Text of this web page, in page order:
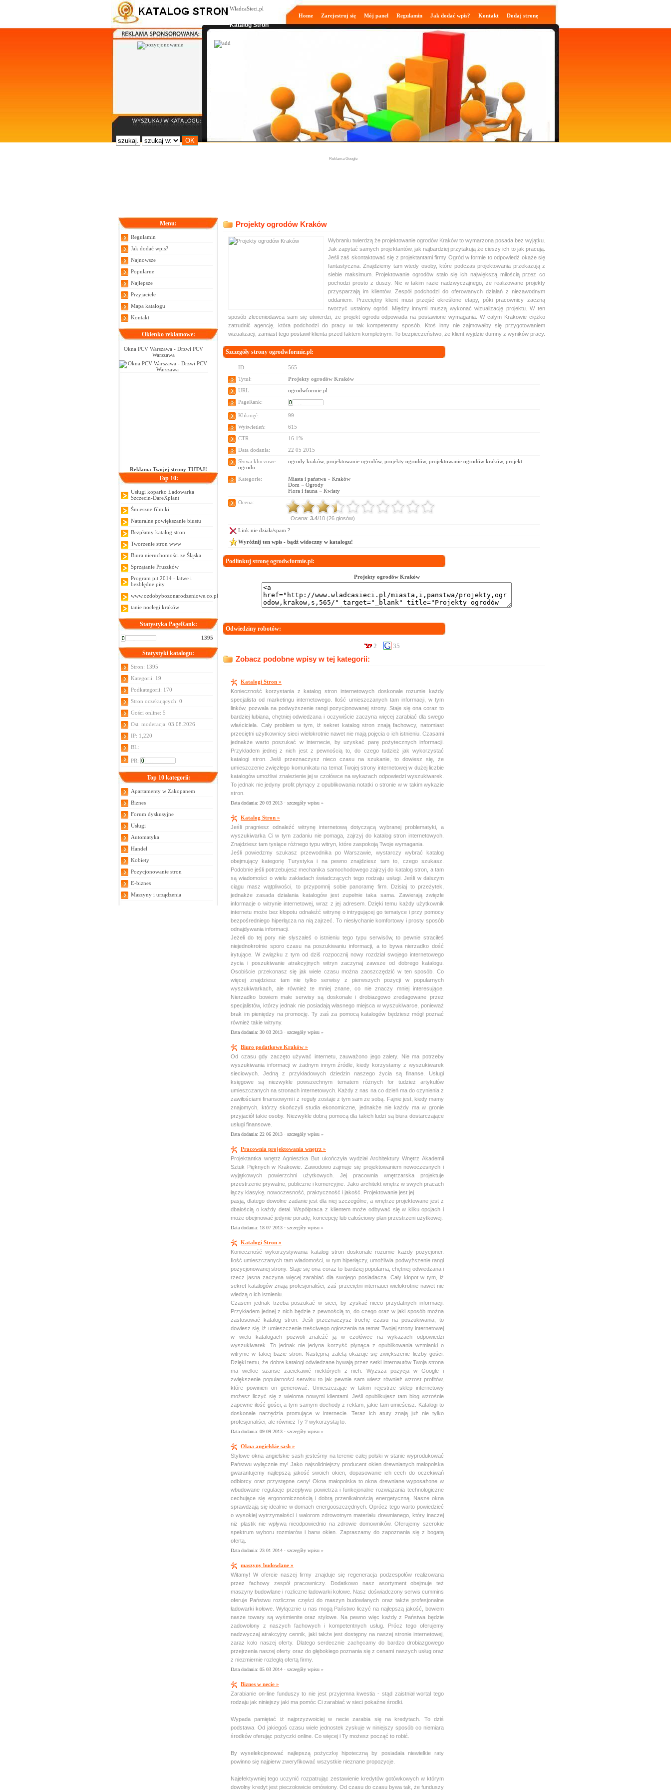
WladcaSieci.pl
Katalog Stron
Home Zarejestruj się Mój panel Regulamin Jak dodać wpis? Kontakt Dodaj stronę
Reklama Google
Menu:
Regulamin
Jak dodać wpis?
Najnowsze
Popularne
Najlepsze
Przyjaciele
Mapa katalogu
Kontakt
Okienko reklamowe:
Okna PCV Warszawa - Drzwi PCV
Warszawa
Reklama Twojej strony TUTAJ!
Top 10:
Usługi koparko Ładowarka
Szczecin-DareXplant
Śmieszne filmiki
Naturalne powiększanie biustu
Bezpłatny katalog stron
Tworzenie stron www
Biura nieruchomości ze Śląska
Sprzątanie Pruszków
Program pit 2014 - łatwe i
bezbłędne pity
www.ozdobybozonarodzeniowe.co.pl
tanie noclegi kraków
Statystyka PageRank:
1395
Statystyki katalogu:
Stron: 1395
Kategorii: 19
Podkategorii: 170
Stron oczekujących: 0
Gości online: 5
Ost. moderacja: 03.08.2026
IP: 1,220
BL:
PR:
Top 10 kategorii:
Apartamenty w Zakopanem
Biznes
Forum dyskusyjne
Usługi
Automatyka
Handel
Kobiety
Pozycjonowanie stron
E-biznes
Maszyny i urządzenia
Projekty ogrodów Kraków
Wybraniu twierdzą że projektowanie ogrodów Kraków to wymarzona posada bez wyjątku.
Jak zapytać samych projektantów, jak najbardziej przytakują że cieszy ich to jak pracują.
Jeśli zaś skontaktować się z projektantami firmy Ogród w formie to odpowiedź okaże się
fantastyczna. Znajdziemy tam wtedy osoby, które podczas projektowania przekazują z
siebie maksimum. Projektowanie ogrodów stało się ich największą miłością przez co
pochodzi prosto z duszy. Nic w takim razie nadzwyczajnego, że realizowane projekty
przysparzają im klientów. Zespół podchodzi do oferowanych działań z niezawodnym
oddaniem. Przeciętny klient musi przejść określone etapy, póki pracownicy zaczną
tworzyć ustalony ogród. Między innymi muszą wykonać wizualizację projektu. W ten
sposób zleceniodawca sam się utwierdzi, że projekt ogrodu odpowiada na postawione wymagania. W całym Krakowie ciężko
zatrudnić agencję, która podchodzi do pracy w tak kompetentny sposób. Ktoś inny nie zajmowałby się przygotowaniem
wizualizacji, zamiast tego postawił klienta przed faktem kompletnym. To bezpieczeństwo, że klient wyjdzie dumny z wyników pracy.
Szczegóły strony ogrodwformie.pl:
ID:
565
Tytuł:
Projekty ogrodów Kraków
URL:
ogrodwformie.pl
PageRank:
Kliknięć:
99
Wyświetleń:
615
CTR:
16.1%
Data dodania:
22 05 2015
Słowa kluczowe:
ogrody kraków, projektowanie ogrodów, projekty ogrodów, projektowanie ogrodów kraków, projekt
ogrodu
Kategorie:
Miasta i państwa » Kraków
Dom » Ogrody
Flora i fauna » Kwiaty
Ocena:
Ocena: 3.4/10 (26 głosów)
Link nie działa/spam ?
Wyróżnij ten wpis - bądź widoczny w katalogu!
Podlinkuj stronę ogrodwformie.pl:
Projekty ogrodów Kraków
Odwiedziny robotów:
2 35
Zobacz podobne wpisy w tej kategorii:
Katalogi Stron »
Konieczność korzystania z katalog stron internetowych doskonale rozumie każdy
specjalista od marketingu internetowego. Ilość umieszczanych tam informacji, w tym
linków, pozwala na podwyższenie rangi pozycjonowanej strony. Staje się ona coraz to
bardziej lubiana, chętniej odwiedzana i oczywiście zaczyna więcej zarabiać dla swego
właściciela. Cały problem w tym, iż sekret katalog stron znają fachowcy, natomiast
przeciętni użytkownicy sieci wielokrotnie nawet nie mają pojęcia o ich istnieniu. Czasami
jednakże warto poszukać w internecie, by uzyskać parę pożytecznych informacji.
Przykładem jednej z nich jest z pewnością to, do czego tudzież jak wykorzystać
katalogi stron. Jeśli przeznaczysz nieco czasu na szukanie, to dowiesz się, że
umieszczenie zwięzłego komunikatu na temat Twojej strony internetowej w dużej liczbie
katalogów umożliwi znalezienie jej w czołówce na wykazach odpowiedzi wyszukiwarek.
To jednak nie jedyny profit płynący z opublikowania notatki o stronie w w takim wykazie
stron.
Data dodania: 20 03 2013 · szczegóły wpisu »
Katalog Stron »
Jeśli pragniesz odnaleźć witrynę internetową dotyczącą wybranej problematyki, a
wyszukiwarka Ci w tym zadaniu nie pomaga, zajrzyj do katalog stron internetowych.
Znajdziesz tam tysiące różnego typu witryn, które zaspokoją Twoje wymagania.
Jeśli powiedzmy szukasz przewodnika po Warszawie, wystarczy wybrać katalog
obejmujący kategorię Turystyka i na pewno znajdziesz tam to, czego szukasz.
Podobnie jeśli potrzebujesz mechanika samochodowego zajrzyj do katalog stron, a tam
są wiadomości o wielu zakładach świadczących tego rodzaju usługi. Jeśli w dalszym
ciągu masz wątpliwości, to przypomnij sobie panoramę firm. Dzisiaj to przeżytek,
jednakże zasada działania katalogów jest zupełnie taka sama. Zawierają zwięzłe
informacje o witrynie internetowej, wraz z jej adresem. Dzięki temu każdy użytkownik
internetu może bez kłopotu odnaleźć witrynę o intrygującej go tematyce i przy pomocy
bezpośredniego hiperłącza na nią zajrzeć. To niesłychanie komfortowy i prosty sposób
odnajdywania informacji.
Jeżeli do tej pory nie słyszałeś o istnieniu tego typu serwisów, to pewnie straciłeś
niejednokrotnie sporo czasu na poszukiwaniu informacji, a to bywa nierzadko dość
irytujące. W związku z tym od dziś rozpocznij nowy rozdział swojego internetowego
życia i poszukiwanie atrakcyjnych witryn zaczynaj zawsze od dobrego katalogu.
Osobiście przekonasz się jak wiele czasu można zaoszczędzić w ten sposób. Co
więcej znajdziesz tam nie tylko serwisy z pierwszych pozycji w popularnych
wyszukiwarkach, ale również te mniej znane, co nie znaczy mniej interesujące.
Nierzadko bowiem małe serwisy są doskonale i drobiazgowo zredagowane przez
specjalistów, którzy jednak nie posiadają własnego miejsca w wyszukiwarce, ponieważ
brak im pieniędzy na promocję. Ty zaś za pomocą katalogów będziesz mógł poznać
również takie witryny.
Data dodania: 30 03 2013 · szczegóły wpisu »
Biuro podatkowe Kraków »
Od czasu gdy zaczęto używać internetu, zauważono jego zalety. Nie ma potrzeby
wyszukiwania informacji w żadnym innym źródle, kiedy korzystamy z wyszukiwarek
sieciowych. Jedną z przykładowych dziedzin naszego życia są finanse. Usługi
księgowe są niezwykle powszechnym tematem różnych for tudzież artykułów
umieszczanych na stronach internetowych. Każdy z nas na co dzień ma do czynienia z
zawiłościami finansowymi i z reguły zostaje z tym sam ze sobą. Fajnie jest, kiedy mamy
znajomych, którzy skończyli studia ekonomiczne, jednakże nie każdy ma w gronie
przyjaciół takie osoby. Niezwykle dobrą pomocą dla takich ludzi są biura dostarczające
usługi finansowe.
Data dodania: 22 06 2013 · szczegóły wpisu »
Pracownia projektowania wnętrz »
Projektantka wnętrz Agnieszka But ukończyła wydział Architektury Wnętrz Akademii
Sztuk Pięknych w Krakowie. Zawodowo zajmuje się projektowaniem nowoczesnych i
wyjątkowych powierzchni użytkowych. Jej pracownia wnętrzarska projektuje
przestrzenie prywatne, publiczne i komercyjne. Jako architekt wnętrz w swych pracach
łączy klasykę, nowoczesność, praktyczność i jakość. Projektowanie jest jej
pasją, dlatego dowolne zadanie jest dla niej szczególne, a wnętrze projektowane jest z
dbałością o każdy detal. Współpraca z klientem może odbywać się w kilku opcjach i
może obejmować jedynie poradę, koncepcję lub całościowy plan przestrzeni użytkowej.
Data dodania: 18 07 2013 · szczegóły wpisu »
Katalogi Stron »
Konieczność wykorzystywania katalog stron doskonale rozumie każdy pozycjoner.
Ilość umieszczanych tam wiadomości, w tym hiperłączy, umożliwia podwyższenie rangi
pozycjonowanej strony. Staje się ona coraz to bardziej popularna, chętniej odwiedzana i
rzecz jasna zaczyna więcej zarabiać dla swojego posiadacza. Cały kłopot w tym, iż
sekret katalogów znają profesjonaliści, zaś przeciętni internauci wielokrotnie nawet nie
wiedzą o ich istnieniu.
Czasem jednak trzeba poszukać w sieci, by zyskać nieco przydatnych informacji.
Przykładem jednej z nich będzie z pewnością to, do czego oraz w jaki sposób można
zastosować katalog stron. Jeśli przeznaczysz trochę czasu na poszukiwania, to
dowiesz się, iż umieszczenie treściwego ogłoszenia na temat Twojej strony internetowej
w wielu katalogach pozwoli znaleźć ją w czołówce na wykazach odpowiedzi
wyszukiwarek. To jednak nie jedyna korzyść płynąca z opublikowania wzmianki o
witrynie w takiej bazie stron. Następną zaletą okazuje się zwiększenie liczby gości.
Dzięki temu, że dobre katalogi odwiedzane bywają przez setki internautów Twoja strona
ma wielkie szanse zaciekawić niektórych z nich. Wyższa pozycja w Google i
zwiększenie popularności serwisu to jak pewnie sam wiesz również wzrost profitów,
które powinien on generować. Umieszczając w takim rejestrze sklep internetowy
możesz liczyć się z wieloma nowymi klientami. Jeśli opublikujesz tam blog wzrośnie
zapewne ilość gości, a tym samym dochody z reklam, jakie tam umieścisz. Katalogi to
doskonałe narzędzia promujące w internecie. Teraz ich atuty znają już nie tylko
profesjonaliści, ale również Ty ? wykorzystaj to.
Data dodania: 09 09 2013 · szczegóły wpisu »
Okna angielskie sash »
Stylowe okna angielskie sash jesteśmy na terenie całej polski w stanie wyprodukować
Państwu wyłącznie my! Jako najsolidniejszy producent okien drewnianych małopolska
gwarantujemy najlepszą jakość swoich okien, dopasowanie ich cech do oczekiwań
odbiorcy oraz przystępne ceny! Okna małopolska to okna drewniane wyposażone w
wbudowane regulacje przepływu powietrza i funkcjonalne rozwiązania technologiczne
cechujące się ergonomicznością i dobrą przenikalnością energetyczną. Nasze okna
sprawdzają się idealnie w domach energooszczędnych. Oprócz tego warto powiedzieć
o wysokiej wytrzymałości i walorom zdrowotnym materiału drewnianego, który inaczej
niż plastik nie wpływa nieodpowiednio na zdrowie domowników. Oferujemy szerokie
spektrum wyboru rozmiarów i barw okien. Zapraszamy do zapoznania się z bogatą
ofertą.
Data dodania: 23 01 2014 · szczegóły wpisu »
maszyny budowlane »
Witamy! W ofercie naszej firmy znajduje się regeneracja podzespołów realizowana
przez fachowy zespół pracowniczy. Dodatkowo nasz asortyment obejmuje też
maszyny budowlane i rozliczne ładowarki kołowe. Nasz doświadczony serwis cummins
oferuje Państwu rozliczne części do maszyn budowlanych oraz także profesjonalne
ładowarki kołowe. Wyłącznie u nas mogą Państwo liczyć na najlepszą jakość, bowiem
nasze towary są wyśmienite oraz stylowe. Na pewno więc każdy z Państwa będzie
zadowolony z naszych fachowych i kompetentnych usług. Prócz tego oferujemy
nadzwyczaj atrakcyjny cennik, jaki także jest dostępny na naszej stronie internetowej,
zaraz koło naszej oferty. Dlatego serdecznie zachęcamy do bardzo drobiazgowego
przejrzenia naszej oferty oraz do głębokiego poznania się z cenami naszych usług oraz
z niezmiernie rozległą ofertą firmy.
Data dodania: 05 03 2014 · szczegóły wpisu »
Biznes w necie »
Zarabianie on-line funduszy to nie jest przyjemna kwestia - stąd zaistniał wortal tego
rodzaju jak niniejszy jaki ma pomóc Ci zarabiać w sieci pokaźne środki.
Wypada pamiętać iż najprzyzwoiciej w necie zarabia się na kredytach. To dziś
podstawa. Od jakiegoś czasu wiele jednostek zyskuje w niniejszy sposób co niemiara
środków oferując pożyczki online. Co więcej i Ty możesz począć to robić.
By wyselekcjonować najlepszą pożyczkę hipoteczną by posiadała niewielkie raty
powinno się najpierw zweryfikować wszystkie nieznane propozycje.
Najefektywniej tego uczynić rozpatrując zestawienie kredytów gotówkowych w którym
dowolny kredyt jest pieczołowicie omówiony. Od czasu do czasu bywa tak, że funduszy